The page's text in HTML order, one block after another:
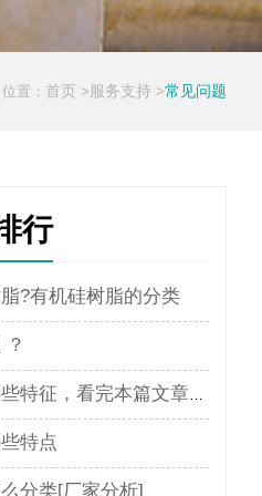
位置： 首页 > 服务支持 >常见问题
行
?有机硅树脂的分类
征，看完本篇文章就了解
特点
分类[厂家分析]